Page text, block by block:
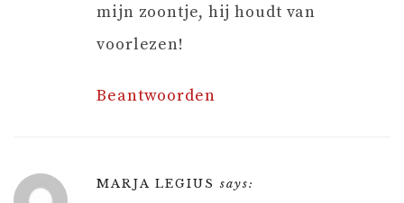
mijn zoontje, hij houdt van
voorlezen!
Beantwoorden
MARJA LEGIUS says: